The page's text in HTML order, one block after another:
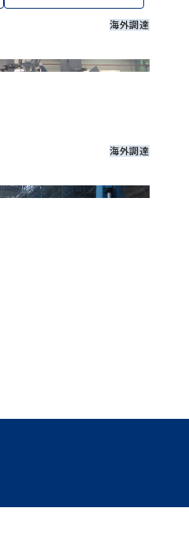
海外調達
海外調達